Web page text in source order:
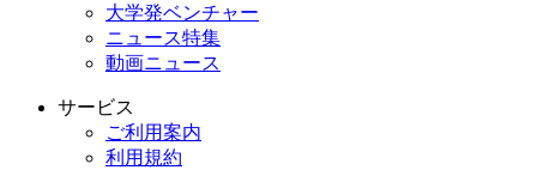
大学発ベンチャー
ニュース特集
動画ニュース
サービス
ご利用案内
利用規約